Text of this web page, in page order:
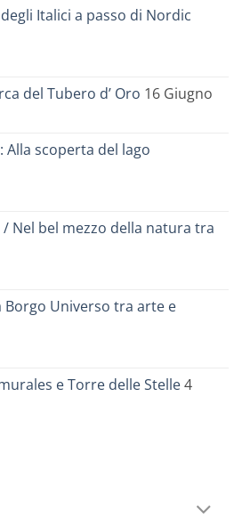
degli Italici a passo di Nordic
del Tubero d’ Oro 16 Giugno
Alla scoperta del lago
/ Nel bel mezzo della natura tra
Borgo Universo tra arte e
e Torre delle Stelle4